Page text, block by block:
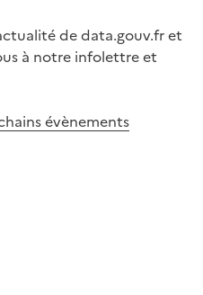
de data.gouv.fr et
à notre infolettre et
évènements